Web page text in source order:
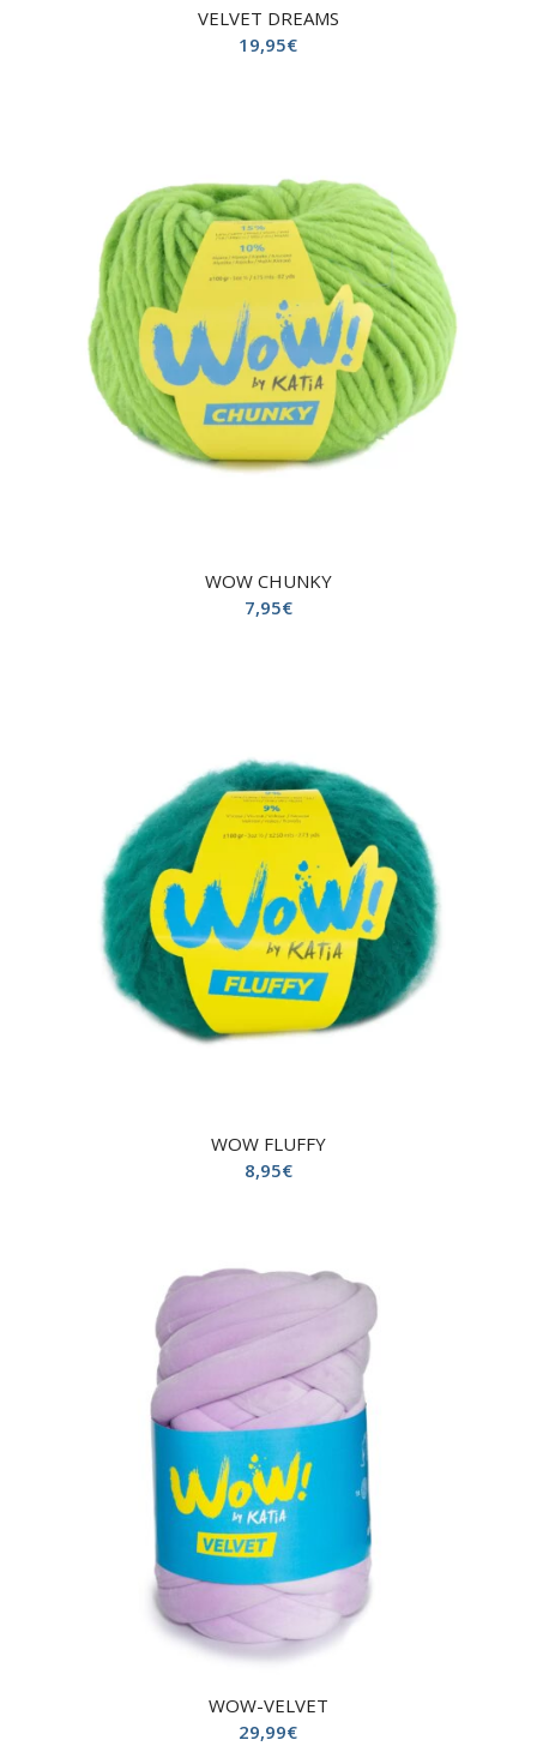
VELVET DREAMS
19,95€
WOW CHUNKY
7,95€
WOW FLUFFY
8,95€
WOW-VELVET
29,99€